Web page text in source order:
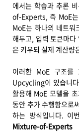
에서는 학습과 추론
of-Experts, 즉 MoE는
MoE는 하나의 네트
해두고, 입력 토큰마
은 키우되 실제 계산량
이러한 MoE 구조를
Upcycling이 있습니
활용해 MoE 모델을
동안 추가 수행함으로
하는 방식입니다. 이
Mixture-of-